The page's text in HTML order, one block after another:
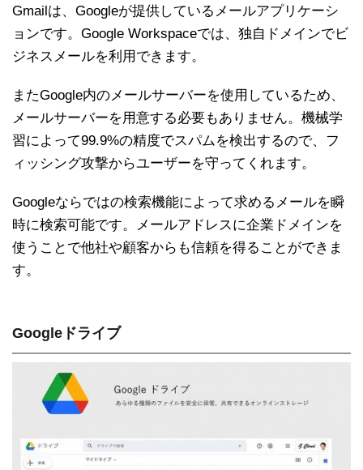
Gmailは、Googleが提供しているメールアプリケーシ
ョンです。Google Workspaceでは、独自ドメインでビ
ジネスメールを利用できます。
またGoogle内のメールサーバーを使用しているため、
メールサーバーを用意する必要もありません。機械学
習によって99.9%の精度でスパムを検出するので、フ
ィッシング攻撃からユーザーを守ってくれます。
Googleならではの検索機能によって求めるメールを瞬
時に検索可能です。メールアドレスに企業ドメインを
使うことで他社や顧客からも信頼を得ることができま
す。
Googleドライブ